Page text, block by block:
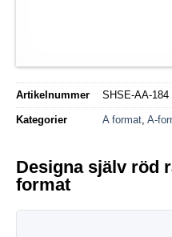
Artikelnummer SHSE-AA-184
Kategorier A format A-
Designa själv röd
format